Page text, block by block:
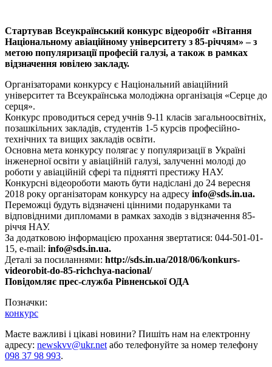
Стартував Всеукраїнський конкурс відеоробіт «Вітання
Національному авіаційному університету з 85-річчям» – з
метою популяризації професій галузі, а також в рамках
відзначення ювілею закладу.
Організаторами конкурсу є Національний авіаційний
університет та Всеукраїнська молодіжна організація «Серце до
серця».
Конкурс проводиться серед учнів 9-11 класів загальноосвітніх,
позашкільних закладів, студентів 1-5 курсів професійно-
технічних та вищих закладів освіти.
Основна мета конкурсу полягає у популяризації в Україні
інженерної освіти у авіаційній галузі, залученні молоді до
роботи у авіаційній сфері та піднятті престижу НАУ.
Конкурсні відеороботи мають бути надіслані до 24 вересня
2018 року організаторам конкурсу на адресу info@sds.in.ua.
Переможці будуть відзначені цінними подарунками та
відповідними дипломами в рамках заходів з відзначення 85-
річчя НАУ.
За додатковою інформацією прохання звертатися: 044-501-01-
15, e-mail: info@sds.in.ua.
Деталі за посиланнями: http://sds.in.ua/2018/06/konkurs-
videorobit-do-85-richchya-nacional/
Повідомляє прес-служба Рівненської ОДА
Позначки:
конкурс
Маєте важливі і цікаві новини? Пишіть нам на електронну
адресу: newskvv@ukr.netабо телефонуйте за номер телефону
098 37 98 993.